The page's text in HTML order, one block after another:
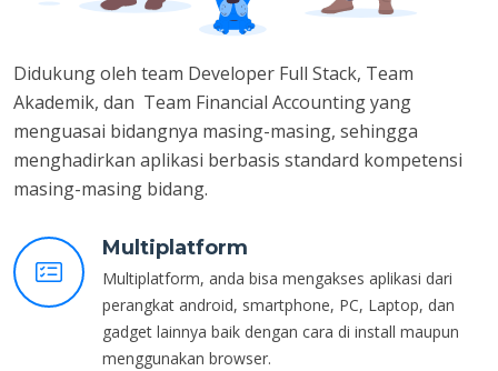
Didukung oleh team Developer Full Stack, Team
Akademik, dan Team Financial Accounting yang
menguasai bidangnya masing-masing, sehingga
menghadirkan aplikasi berbasis standard kompetensi
masing-masing bidang.
Multiplatform
Multiplatform, anda bisa mengakses aplikasi dari
perangkat android, smartphone, PC, Laptop, dan
gadget lainnya baik dengan cara di install maupun
menggunakan browser.